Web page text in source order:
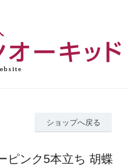
ショップへ戻る
ピンク5本立ち 胡蝶